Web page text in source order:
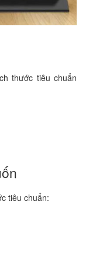
thước tiêu chuẩn
tiêu chuẩn: